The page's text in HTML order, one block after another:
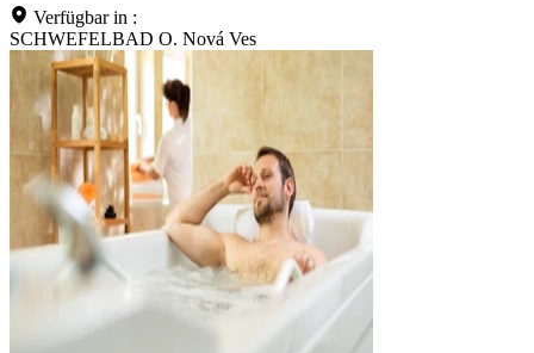
Verfügbar in :
SCHWEFELBAD O. Nová Ves